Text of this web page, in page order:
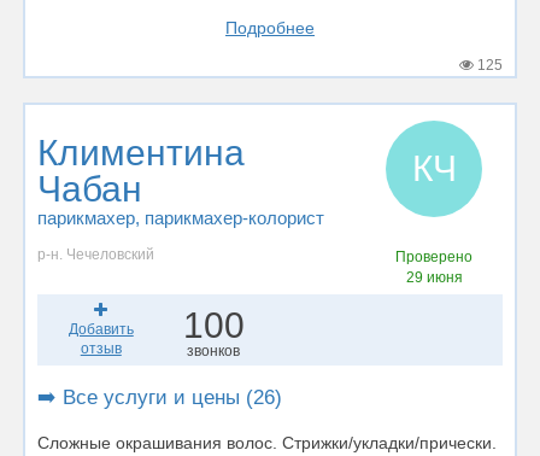
Подробнее
125
Климентина
Чабан
парикмахер, парикмахер-колорист
КЧ
р-н. Чечеловский
Проверено
29 июня
Добавить
отзыв
100
звонков
➡️ Все услуги и цены (26)
Сложные окрашивания волос. Стрижки/укладки/прически.